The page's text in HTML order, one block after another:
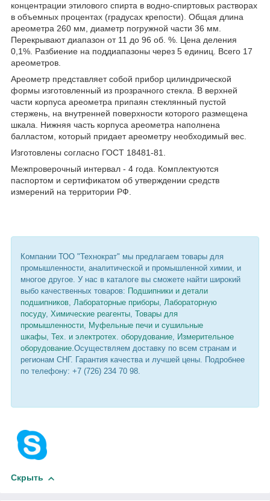
концентрации этилового спирта в водно-спиртовых растворах
в объемных процентах (градусах крепости). Общая длина
ареометра 260 мм, диаметр погружной части 36 мм.
Перекрывают диапазон от 11 до 96 об. %. Цена деления
0,1%. Разбиение на поддиапазоны через 5 единиц. Всего 17
ареометров.
Ареометр представляет собой прибор цилиндрической
формы изготовленный из прозрачного стекла. В верхней
части корпуса ареометра припаян стеклянный пустой
стержень, на внутренней поверхности которого размещена
шкала. Нижняя часть корпуса ареометра наполнена
балластом, который придает ареометру необходимый вес.
Изготовлены согласно ГОСТ 18481-81.
Межпроверочный интервал - 4 года. Комплектуются
паспортом и сертификатом об утверждении средств
измерений на территории РФ.
Компании ТОО "Технократ" мы предлагаем товары для
промышленности, аналитической и промышленной химии, и
многое другое. У нас в каталоге вы сможете найти широкий
выбо качественных товаров: Подшипники и детали
подшипников, Лабораторные приборы, Лабораторную
посуду, Химические реагенты, Товары для
промышленности, Муфельные печи и сушильные
шкафы, Тех. и электротех. оборудование, Измерительное
оборудование.Осуществляем доставку по всем странам и
регионам СНГ. Гарантия качества и лучшей цены. Подробнее
по телефону: +7 (726) 234 70 98.
Скрыть